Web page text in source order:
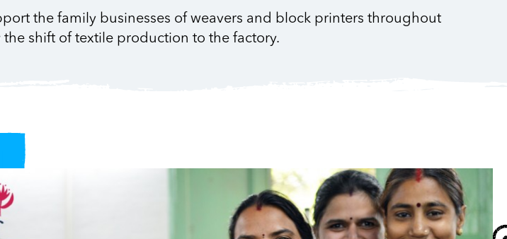
the family businesses of weavers and block printers throughout
shift of textile production to the factory.